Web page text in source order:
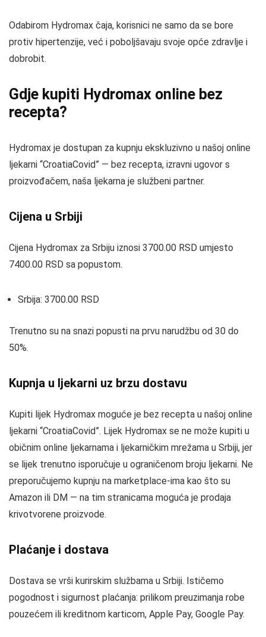
Odabirom Hydromax čaja, korisnici ne samo da se bore
protiv hipertenzije, već i poboljšavaju svoje opće zdravlje i
dobrobit.
Gdje kupiti Hydromax online bez
recepta?
Hydromax je dostupan za kupnju ekskluzivno u našoj online
ljekarni “CroatiaCovid” — bez recepta, izravni ugovor s
proizvođačem, naša ljekarna je službeni partner.
Cijena u Srbiji
Cijena Hydromax za Srbiju iznosi 3700.00 RSD umjesto
7400.00 RSD sa popustom.
Srbija: 3700.00 RSD
Trenutno su na snazi popusti na prvu narudžbu od 30 do
50%.
Kupnja u ljekarni uz brzu dostavu
Kupiti lijek Hydromax moguće je bez recepta u našoj online
ljekarni “CroatiaCovid”. Lijek Hydromax se ne može kupiti u
običnim online ljekarnama i ljekarničkim mrežama u Srbiji, jer
se lijek trenutno isporučuje u ograničenom broju ljekarni. Ne
preporučujemo kupnju na marketplace-ima kao što su
Amazon ili DM — na tim stranicama moguća je prodaja
krivotvorene proizvode.
Plaćanje i dostava
Dostava se vrši kurirskim službama u Srbiji. Ističemo
pogodnost i sigurnost plaćanja: prilikom preuzimanja robe
pouzećem ili kreditnom karticom, Apple Pay, Google Pay.